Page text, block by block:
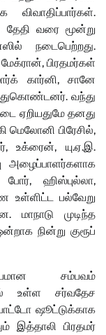
விவாதிப்பார்கள்.
வரை மூன்று
நடைபெற்றது.
பிரதமர்கள்
கார்னி, சானே
வந்து
ஏறியதுமே தனது
மெலோனி பிரேசில்,
உக்ரைன், யு.ஏ.இ.
அழைப்பாளர்களாக
ஹிஸ்புல்லா,
உள்ளிட்ட பல்வேறு
மாநாடு முடிந்த
நின்று குரூப்
சம்பவம்
உள்ள சர்வதேச
ஷூட்டுக்காக
இத்தாலி பிரதமர்